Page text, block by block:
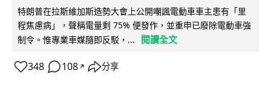
特朗普在拉斯維加斯造勢大會上公開嘲諷電動車車主患有「里
程焦慮病」，聲稱電量剩 75% 便發作，並重申已廢除電動車強
制令。惟專業車媒隨即反駁，...
閱讀全文
348 108 ↗ 分享